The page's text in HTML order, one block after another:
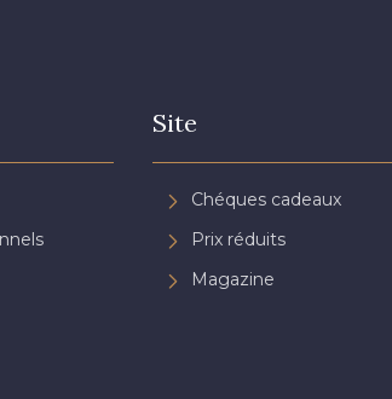
Site
Chéques cadeaux
Prix réduits
Magazine